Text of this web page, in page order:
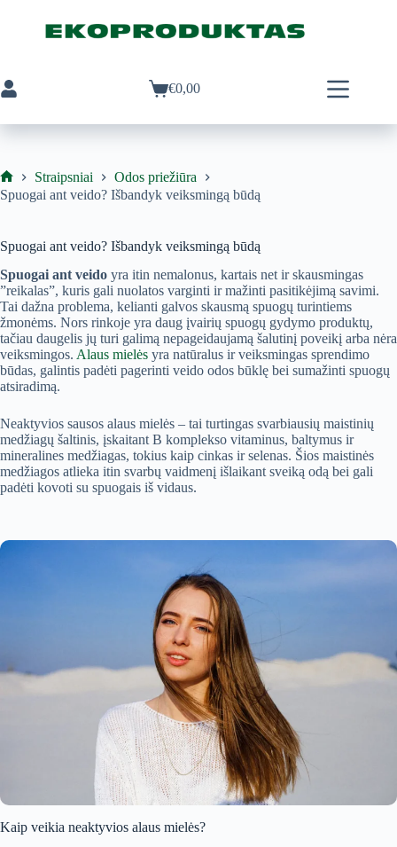
Pirkinių
€0,00
Ekoproduktas
Straipsniai
Odos priežiūra
Spuogai ant veido? Išbandyk veiksmingą būdą
Spuogai ant veido? Išbandyk veiksmingą būdą
Spuogai ant veido yra itin nemalonus, kartais net ir skausmingas
”reikalas”, kuris gali nuolatos varginti ir mažinti pasitikėjimą savimi.
Tai dažna problema, kelianti galvos skausmą spuogų turintiems
žmonėms. Nors rinkoje yra daug įvairių spuogų gydymo produktų,
tačiau daugelis jų turi galimą nepageidaujamą šalutinį poveikį arba nėra
veiksmingos. Alaus mielės yra natūralus ir veiksmingas sprendimo
būdas, galintis padėti pagerinti veido odos būklę bei sumažinti spuogų
atsiradimą.
Neaktyvios sausos alaus mielės – tai turtingas svarbiausių maistinių
medžiagų šaltinis, įskaitant B komplekso vitaminus, baltymus ir
mineralines medžiagas, tokius kaip cinkas ir selenas. Šios maistinės
medžiagos atlieka itin svarbų vaidmenį išlaikant sveiką odą bei gali
padėti kovoti su spuogais iš vidaus.
Kaip veikia neaktyvios alaus mielės?